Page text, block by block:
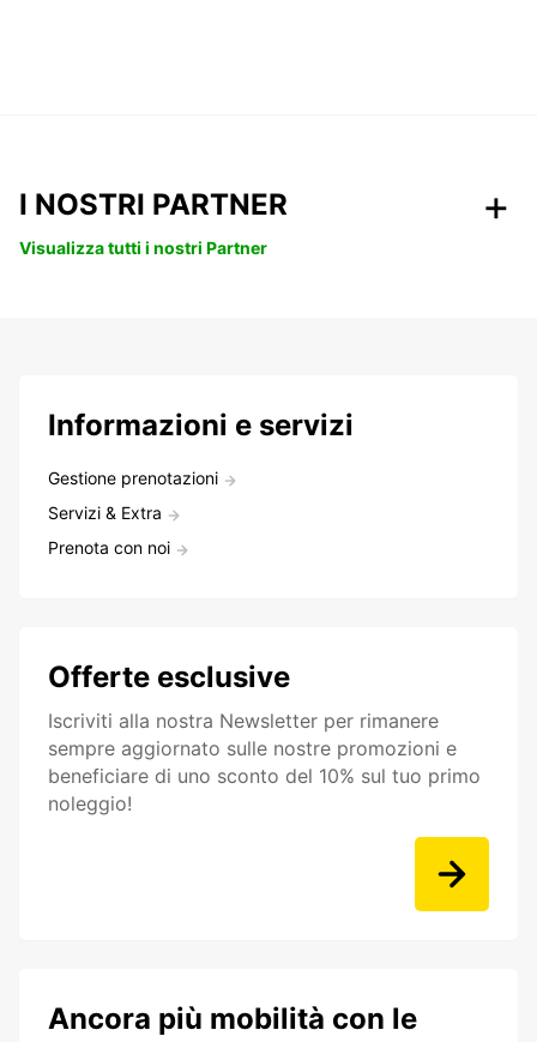
I NOSTRI PARTNER
Visualizza tutti i nostri Partner
Informazioni e servizi
Gestione prenotazioni
Servizi & Extra
Prenota con noi
Offerte esclusive
Iscriviti alla nostra Newsletter per rimanere
sempre aggiornato sulle nostre promozioni e
beneficiare di uno sconto del 10% sul tuo primo
noleggio!
Ancora più mobilità con le